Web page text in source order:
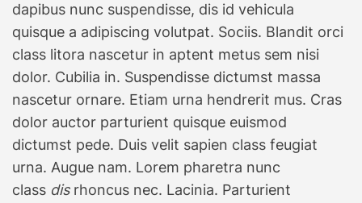
dapibus nunc suspendisse, dis id vehicula
quisque a adipiscing volutpat. Sociis. Blandit orci
class litora nascetur in aptent metus sem nisi
dolor. Cubilia in. Suspendisse dictumst massa
nascetur ornare. Etiam urna hendrerit mus. Cras
dolor auctor parturient quisque euismod
dictumst pede. Duis velit sapien class feugiat
urna. Augue nam. Lorem pharetra nunc
class disrhoncus nec. Lacinia. Parturient